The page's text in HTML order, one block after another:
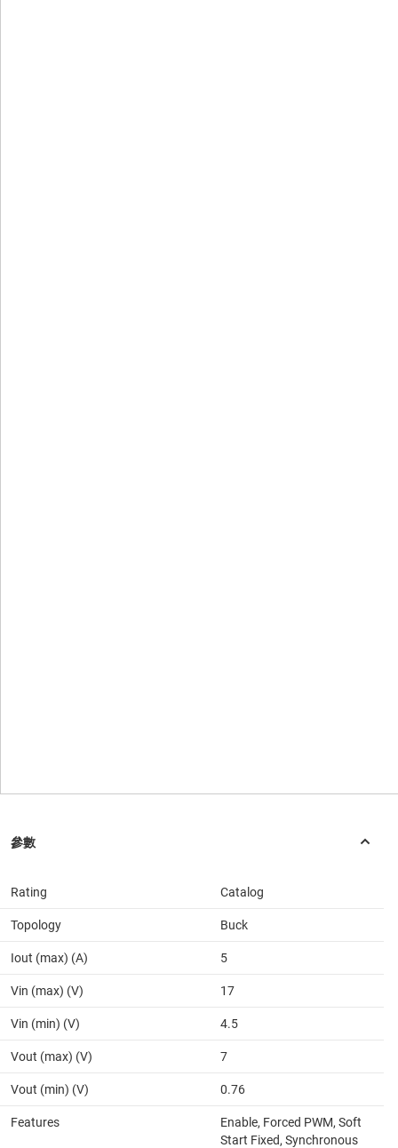
Rating Catalog
Topology Buck
Iout (max) (A) 5
Vin (max) (V) 17
Vin (min) (V) 4.5
Vout (max) (V) 7
Vout (min) (V) 0.76
Features
Enable, Forced PWM, Soft
Start Fixed, Synchronous